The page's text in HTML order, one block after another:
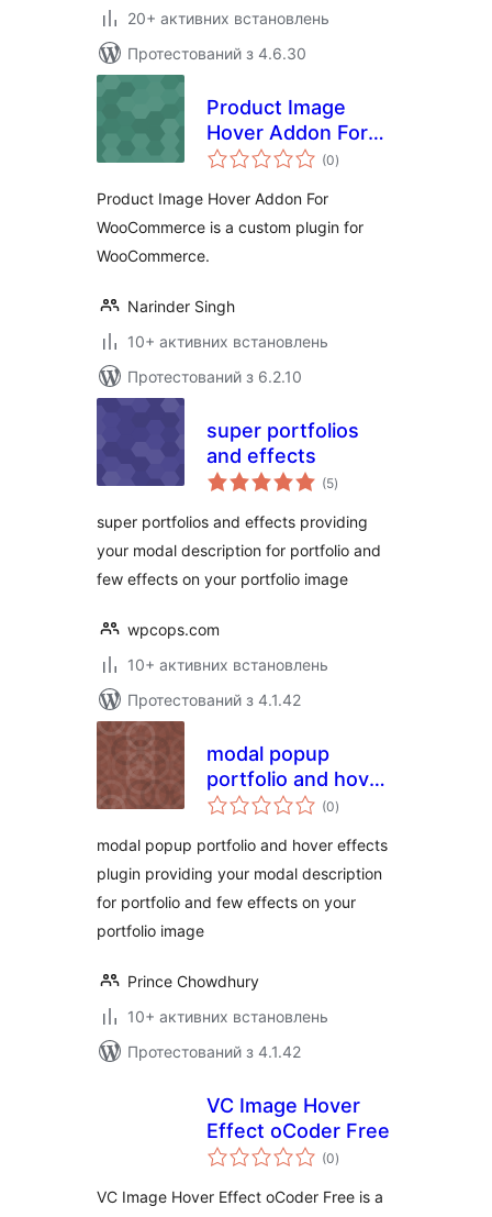
20+ активних встановлень
Протестований з 4.6.30
Product Image
Hover Addon For
WooCommerce
(0загальний
рейтинг
)
Product Image Hover Addon For
WooCommerce is a custom plugin for
WooCommerce.
Narinder Singh
10+ активних встановлень
Протестований з 6.2.10
super portfolios
and effects
(5загальний
рейтинг
)
super portfolios and effects providing
your modal description for portfolio and
few effects on your portfolio image
wpcops.com
10+ активних встановлень
Протестований з 4.1.42
modal popup
portfolio and hover
effects
(0загальний
рейтинг
)
modal popup portfolio and hover effects
plugin providing your modal description
for portfolio and few effects on your
portfolio image
Prince Chowdhury
10+ активних встановлень
Протестований з 4.1.42
VC Image Hover
Effect oCoder Free
(0загальний
рейтинг
)
VC Image Hover Effect oCoder Free is a